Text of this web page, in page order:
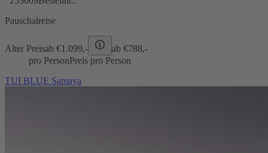
Pauschalreise
Alter Preisab €1.099,- ab €788,-
pro PersonPreis pro Person
TUI BLUE Samaya